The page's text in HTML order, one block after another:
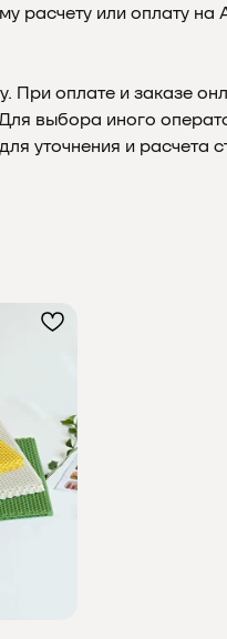
расчету или оплату на
При оплате и заказе
выбора иного
уточнения и расчета